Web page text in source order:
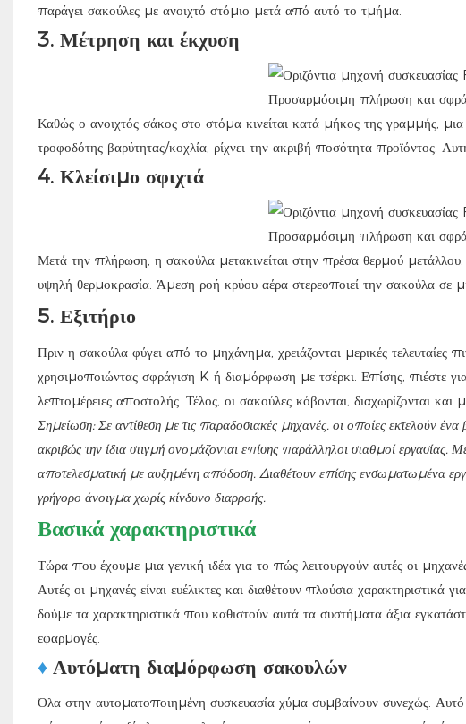
παράγει σακούλες με ανοιχτό στόμιο μετά από αυτό το τμήμα.
3. Μέτρηση και έκχυση
Καθώς ο ανοιχτός σάκος στο στόμα κινείται κατά μήκος της γραμμής,
τροφοδότης βαρύτητας/κοχλία, ρίχνει την ακριβή ποσότητα προϊόντος.
4. Κλείσιμο σφιχτά
Μετά την πλήρωση, η σακούλα μετακινείται στην πρέσα θερμού
υψηλή θερμοκρασία. Άμεση ροή κρύου αέρα στερεοποιεί την σακούλα σε
5. Εξιτήριο
Πριν η σακούλα φύγει από το μηχάνημα, χρειάζονται μερικές τελευταίες
χρησιμοποιώντας σφράγιση K ή διαμόρφωση με τσέρκι. Επίσης, πιέστε
λεπτομέρειες αποστολής. Τέλος, οι σακούλες κόβονται, διαχωρίζονται και
Σημείωση: Σε αντίθεση με τις παραδοσιακές μηχανές, οι οποίες εκτελούν
ακριβώς την ίδια στιγμή ονομάζονται επίσης παράλληλοι σταθμοί εργασίας.
αποτελεσματική με αυξημένη απόδοση. Διαθέτουν επίσης ενσωματωμένα
γρήγορο άνοιγμα χωρίς κίνδυνο διαρροής.
Βασικά χαρακτηριστικά
Τώρα που έχουμε μια γενική ιδέα για το πώς λειτουργούν αυτές οι
Αυτές οι μηχανές είναι ευέλικτες και διαθέτουν πλούσια χαρακτηριστικά
δούμε τα χαρακτηριστικά που καθιστούν αυτά τα συστήματα άξια
εφαρμογές.
♦ Αυτόματη διαμόρφωση σακουλών
Όλα στην αυτοματοποιημένη συσκευασία χύμα συμβαίνουν συνεχώς.